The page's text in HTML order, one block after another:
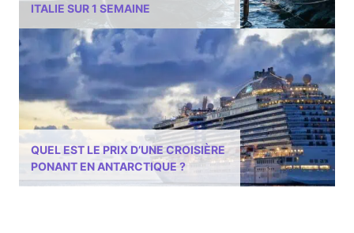
ITALIE SUR 1 SEMAINE
QUEL EST LE PRIX D’UNE CROISIÈRE
PONANT EN ANTARCTIQUE ?